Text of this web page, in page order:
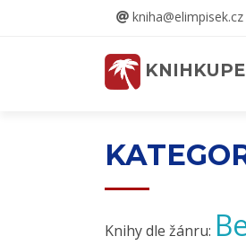
kniha@elimpisek.cz
Knihy dle žánru: